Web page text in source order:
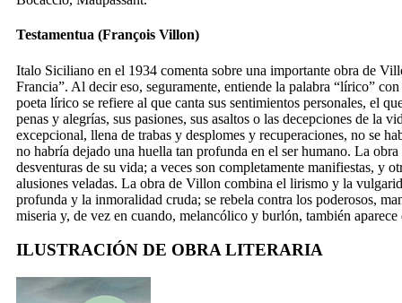
Testamentua (François Villon)
Italo Siciliano en el 1934 comenta sobre una importante obra de
Francia”. Al decir eso, seguramente, entiende la palabra “lírico”
poeta lírico se refiere al que canta sus sentimientos personales, el
penas y alegrías, sus pasiones, sus asaltos o las decepciones de la
excepcional, llena de trabas y desplomes y recuperaciones, no se
no habría dejado una huella tan profunda en el ser humano. La
desventuras de su vida; a veces son completamente manifiestas, y
alusiones veladas. La obra de Villon combina el lirismo y la
profunda y la inmoralidad cruda; se rebela contra los poderosos,
miseria y, de vez en cuando, melancólico y burlón, también
ILUSTRACIÓN DE OBRA LITERARIA